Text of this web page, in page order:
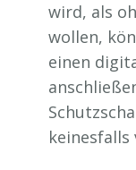
wird, als
wollen,
einen